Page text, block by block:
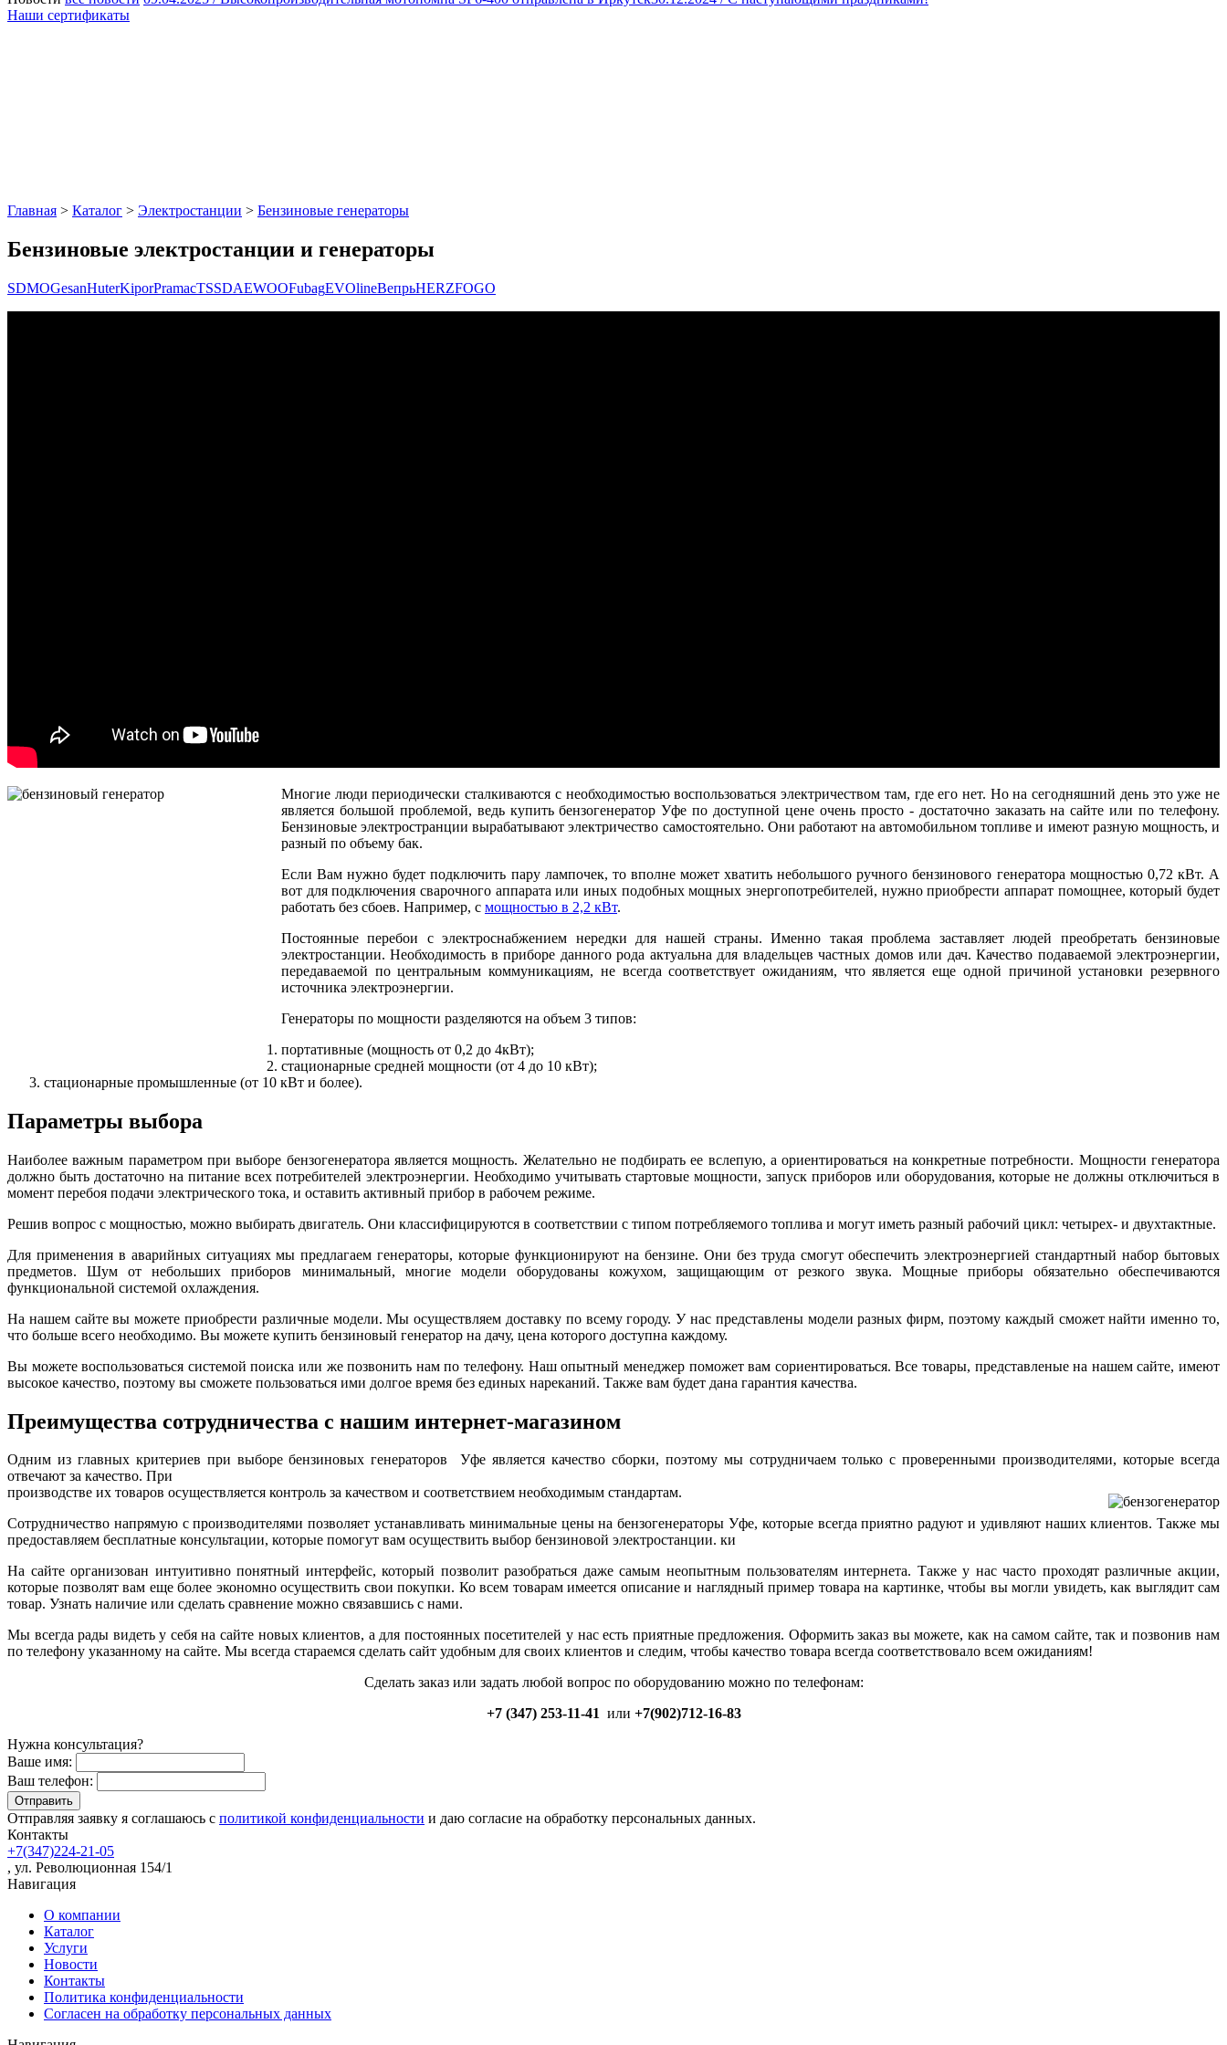
Наши сертификаты
Главная > Каталог > Электростанции > Бензиновые генераторы
Бензиновые электростанции и генераторы
SDMOGesanHuterKiporPramacTSSDAEWOOFubagEVOlineВепрьHERZFOGO
Многие люди периодически сталкиваются с необходимостью воспользоваться электричеством там, где его нет. Но на сегодняшний день это уже не
является большой проблемой, ведь купить бензогенераторУфе по доступной цене очень просто - достаточно заказать на сайте или по телефону.
Бензиновые электространции вырабатывают электричество самостоятельно. Они работают на автомобильном топливе и имеют разную мощность, и
разный по объему бак.
Если Вам нужно будет подключить пару лампочек, то вполне может хватить небольшого ручного бензинового генератора мощностью 0,72 кВт. А
вот для подключения сварочного аппарата или иных подобных мощных энергопотребителей, нужно приобрести аппарат помощнее, который будет
работать без сбоев. Например, с мощностью в 2,2 кВт.
Постоянные перебои с электроснабжением нередки для нашей страны. Именно такая проблема заставляет людей преобретать бензиновые
электростанции. Необходимость в приборе данного рода актуальна для владельцев частных домов или дач. Качество подаваемой электроэнергии,
передаваемой по центральным коммуникациям, не всегда соответствует ожиданиям, что является еще одной причиной установки резервного
источника электроэнергии.
Генераторы по мощности разделяются на объем 3 типов:
портативные (мощность от 0,2 до 4кВт);
стационарные средней мощности (от 4 до 10 кВт);
стационарные промышленные (от 10 кВт и более).
Параметры выбора
Наиболее важным параметром при выборе бензогенератора является мощность. Желательно не подбирать ее вслепую, а ориентироваться на конкретные потребности. Мощности генератора
должно быть достаточно на питание всех потребителей электроэнергии. Необходимо учитывать стартовые мощности, запуск приборов или оборудования, которые не должны отключиться в
момент перебоя подачи электрического тока, и оставить активный прибор в рабочем режиме.
Решив вопрос с мощностью, можно выбирать двигатель. Они классифицируются в соответствии с типом потребляемого топлива и могут иметь разный рабочий цикл: четырех- и двухтактные.
Для применения в аварийных ситуациях мы предлагаем генераторы, которые функционируют на бензине. Они без труда смогут обеспечить электроэнергией стандартный набор бытовых
предметов. Шум от небольших приборов минимальный, многие модели оборудованы кожухом, защищающим от резкого звука. Мощные приборы обязательно обеспечиваются
функциональной системой охлаждения.
На нашем сайте вы можете приобрести различные модели. Мы осуществляем доставку по всему городу. У нас представлены модели разных фирм, поэтому каждый сможет найти именно то,
что больше всего необходимо. Вы можете купить бензиновый генератор на дачу, цена которого доступна каждому.
Вы можете воспользоваться системой поиска или же позвонить нам по телефону. Наш опытный менеджер поможет вам сориентироваться. Все товары, представленые на нашем сайте, имеют
высокое качество, поэтому вы сможете пользоваться ими долгое время без единых нареканий. Также вам будет дана гарантия качества.
Преимущества сотрудничества с нашим интернет-магазином
Одним из главных критериев при выборебензиновых генераторов Уфе является качество сборки, поэтому мы сотрудничаем только с проверенными производителями, которые всегда
отвечают за качество. При
производстве их товаров осуществляется контроль за качеством и соответствием необходимым стандартам.
Сотрудничество напрямую с производителями позволяет устанавливать минимальные ценына бензогенераторы Уфе, которые всегда приятно радуют и удивляют наших клиентов. Также мы
предоставляем бесплатные консультации, которые помогут вам осуществить выбор бензиновой электростанции. ки
На сайте организован интуитивно понятный интерфейс, который позволит разобраться даже самым неопытным пользователям интернета. Также у нас часто проходят различные акции,
которые позволят вам еще более экономно осуществить свои покупки. Ко всем товарам имеется описание и наглядный пример товара на картинке, чтобы вы могли увидеть, как выглядит сам
товар. Узнать наличие или сделать сравнение можно связавшись с нами.
Мы всегда рады видеть у себя на сайте новых клиентов, а для постоянных посетителей у нас есть приятные предложения. Оформить заказ вы можете, как на самом сайте, так и позвонив нам
по телефону указанному на сайте. Мы всегда стараемся сделать сайт удобным для своих клиентов и следим, чтобы качество товара всегда соответствовало всем ожиданиям!
Сделать заказ или задать любой вопрос по оборудованию можно по телефонам:
+7 (347) 253-11-41или +7(902)712-16-83
Нужна консультация?
Ваше имя:
Ваш телефон:
Отправляя заявку я соглашаюсь с политикой конфиденциальности и даю согласие на обработку персональных данных.
Контакты
+7(347)224-21-05
, ул. Революционная 154/1
Навигация
О компании
Каталог
Услуги
Новости
Контакты
Политика конфиденциальности
Согласен на обработку персональных данных